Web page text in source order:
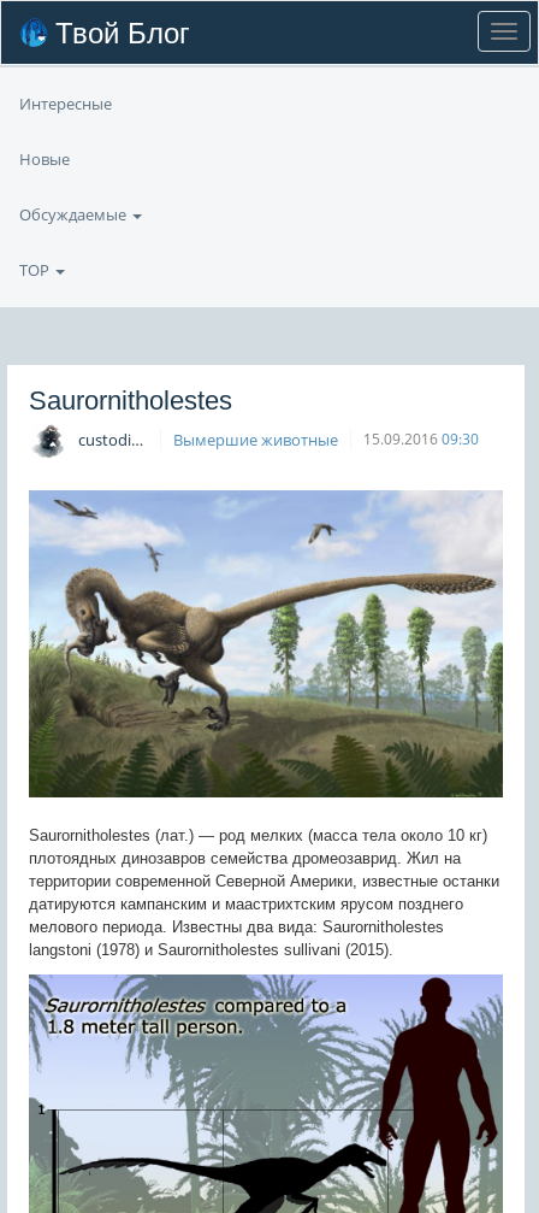
Твой Блог
Интересные
Новые
Обсуждаемые
TOP
Saurornitholestes
custodian Вымершие животные 15.09.2016 09:30
Saurornitholestes (лат.) — род мелких (масса тела около 10 кг)
плотоядных динозавров семейства дромеозаврид. Жил на
территории современной Северной Америки, известные останки
датируются кампанским и маастрихтским ярусом позднего
мелового периода. Известны два вида: Saurornitholestes
langstoni (1978) и Saurornitholestes sullivani (2015).